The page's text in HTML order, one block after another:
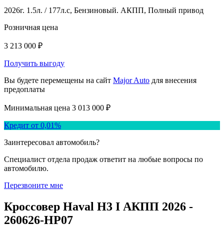
2026г. 1.5л. / 177л.с, Бензиновый. АКПП, Полный привод
Розничная цена
3 213 000 ₽
Получить выгоду
Вы будете перемещены на сайт Major Auto для внесения
предоплаты
Минимальная цена 3 013 000 ₽
Кредит от 0,01%
Заинтересовал автомобиль?
Специалист отдела продаж ответит на любые вопросы по
автомобилю.
Перезвоните мне
Кроссовер Haval H3 I АКПП 2026 -
260626-HP07